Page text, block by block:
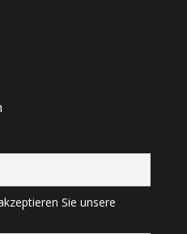
Sie unsere